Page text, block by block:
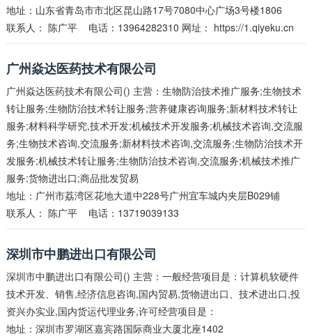
地址：山东省青岛市市北区昆山路17号7080中心广场3号楼1806
联系人： 陈广平电话：13964282310 网址： https://1.qiyeku.cn
广州焱达医药技术有限公司
广州焱达医药技术有限公司() 主营：生物防治技术推广服务;生物技术
转让服务;生物防治技术转让服务;营养健康咨询服务;新材料技术转让
服务;材料科学研究,技术开发;机械技术开发服务;机械技术咨询,交流服
务;生物技术咨询,交流服务;新材料技术咨询,交流服务;生物防治技术开
发服务;机械技术转让服务;生物防治技术咨询,交流服务;机械技术推广
服务;货物进出口;商品批发贸易
地址：广州市荔湾区花地大道中228号广州宜车城内夹层B029铺
联系人： 陈广平电话：13719039133
深圳市中鹏进出口有限公司
深圳市中鹏进出口有限公司() 主营：一般经营项目是：计算机软硬件
技术开发、销售,经济信息咨询,国内贸易,货物进出口、技术进出口,投
资兴办实业,国内货运代理业务,许可经营项目是：
地址：深圳市罗湖区嘉宾路国际商业大厦北座1402